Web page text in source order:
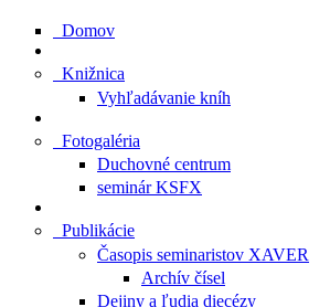
Domov
Knižnica
Vyhľadávanie kníh
Fotogaléria
Duchovné centrum
seminár KSFX
Publikácie
Časopis seminaristov XAVER
Archív čísel
Dejiny a ľudia diecézy